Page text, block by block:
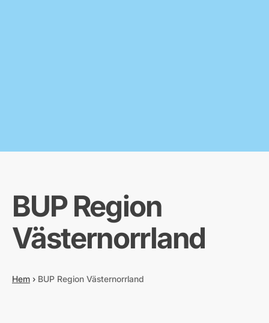
BUP Region
Västernorrland
Hem › BUP Region Västernorrland